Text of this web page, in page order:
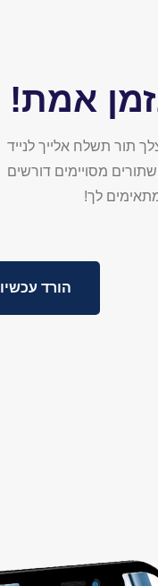
אמת!
תור תשלח אלייך לנייד
מסויימים דורשים
לך!
הורד עכשיו